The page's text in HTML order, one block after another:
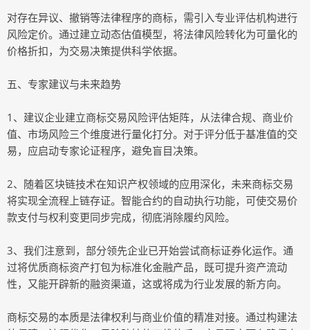
对存在异议、撤销等法律程序的商标，需引入专业评估机构进行
风险定价。通过建立动态估值模型，将法律风险转化为可量化的
价格折扣，为交易决策提供科学依据。
五、专家建议与未来趋势
1、建议企业建立商标交易风险评估矩阵，从法律合规、商业价
值、市场风险三个维度进行量化打分。对于评分低于基准值的交
易，应启动专家论证程序，避免盲目决策。
2、随着区块链技术在知识产权领域的应用深化，未来商标交易
将实现全流程上链存证。智能合约的自动执行功能，可使交易价
款支付与权利变更同步完成，彻底消除履约风险。
3、我们注意到，部分领先企业已开始尝试商标证券化运作。通
过将优质商标资产打包为标准化金融产品，既可提升资产流动
性，又能开辟新的融资渠道，这或将成为行业发展的新方向。
商标交易的本质是法律权利与商业价值的精准对接。通过构建法